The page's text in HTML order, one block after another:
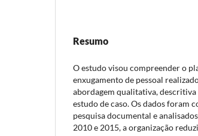
Resumo
O estudo visou compreender o
enxugamento de pessoal
abordagem qualitativa,
estudo de caso. Os dados foram
pesquisa documental e
2010 e 2015, a organização